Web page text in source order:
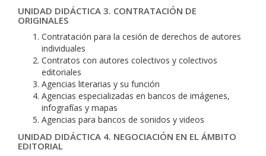
UNIDAD DIDÁCTICA 3. CONTRATACIÓN DE
ORIGINALES
Contratación para la cesión de derechos de autores
individuales
Contratos con autores colectivos y colectivos
editoriales
Agencias literarias y su función
Agencias especializadas en bancos de imágenes,
infografías y mapas
Agencias para bancos de sonidos y videos
UNIDAD DIDÁCTICA 4. NEGOCIACIÓN EN EL ÁMBITO
EDITORIAL